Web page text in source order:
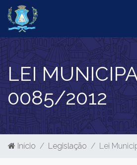
LEI
0085/2012
Início Legislação Lei